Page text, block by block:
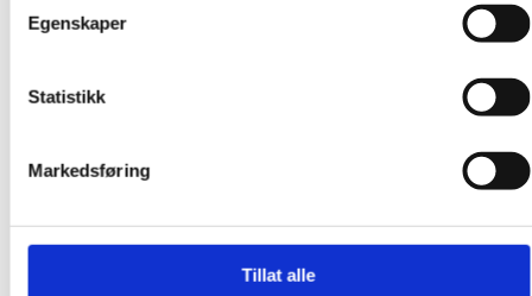
Egenskaper
Statistikk
Markedsføring
Tillat alle